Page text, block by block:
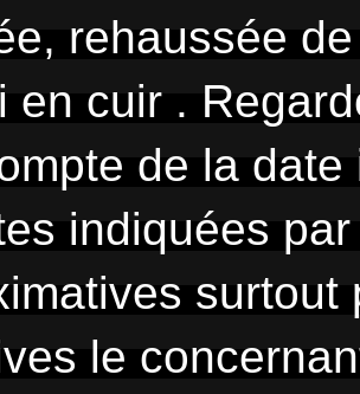
rehaussée
en cuir .
de la
indiquées
le